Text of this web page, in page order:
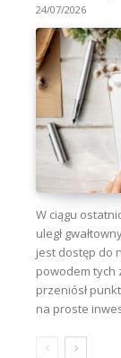
24/07/2026
W ciągu
uległ
jest dostęp do
powodem tych
przeniósł
na proste